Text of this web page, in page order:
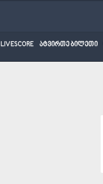
LIVESCORE ატვირთე ბილეთი